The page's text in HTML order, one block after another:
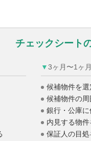
チェックシート
▼3ヶ月〜1ヶ
候補物件を
候補物件の
銀行・公庫
内見する物
保証人の目